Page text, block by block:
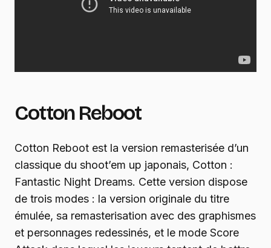
Cotton Reboot
Cotton Reboot est la version remasterisée d’un
classique du shoot’em up japonais, Cotton :
Fantastic Night Dreams. Cette version dispose
de trois modes : la version originale du titre
émulée, sa remasterisation avec des graphismes
et personnages redessinés, et le mode Score